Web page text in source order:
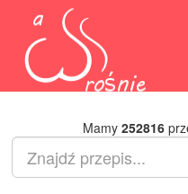
Mamy 252816